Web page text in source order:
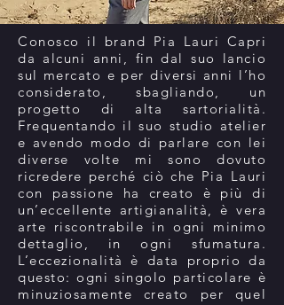
Conosco il brand Pia Lauri Capri
da alcuni anni, fin dal suo lancio
sul mercato e per diversi anni l’ho
considerato, sbagliando, un
progetto di alta sartorialità.
Frequentando il suo studio atelier
e avendo modo di parlare con lei
diverse volte mi sono dovuto
ricredere perché ciò che Pia Lauri
con passione ha creato è più di
un’eccellente artigianalità, è vera
arte riscontrabile in ogni minimo
dettaglio, in ogni sfumatura.
L’eccezionalità è data proprio da
questo: ogni singolo particolare è
minuziosamente creato per quel